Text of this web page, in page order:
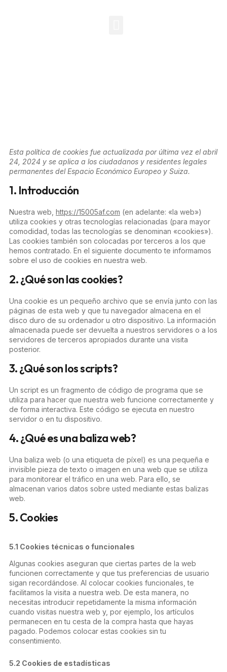
Esta política de cookies fue actualizada por última vez el abril
24, 2024 y se aplica a los ciudadanos y residentes legales
permanentes del Espacio Económico Europeo y Suiza.
1. Introducción
Nuestra web, https://15005af.com (en adelante: «la web»)
utiliza cookies y otras tecnologías relacionadas (para mayor
comodidad, todas las tecnologías se denominan «cookies»).
Las cookies también son colocadas por terceros a los que
hemos contratado. En el siguiente documento te informamos
sobre el uso de cookies en nuestra web.
2. ¿Qué son las cookies?
Una cookie es un pequeño archivo que se envía junto con las
páginas de esta web y que tu navegador almacena en el
disco duro de su ordenador u otro dispositivo. La información
almacenada puede ser devuelta a nuestros servidores o a los
servidores de terceros apropiados durante una visita
posterior.
3. ¿Qué son los scripts?
Un script es un fragmento de código de programa que se
utiliza para hacer que nuestra web funcione correctamente y
de forma interactiva. Este código se ejecuta en nuestro
servidor o en tu dispositivo.
4. ¿Qué es una baliza web?
Una baliza web (o una etiqueta de píxel) es una pequeña e
invisible pieza de texto o imagen en una web que se utiliza
para monitorear el tráfico en una web. Para ello, se
almacenan varios datos sobre usted mediante estas balizas
web.
5. Cookies
5.1 Cookies técnicas o funcionales
Algunas cookies aseguran que ciertas partes de la web
funcionen correctamente y que tus preferencias de usuario
sigan recordándose. Al colocar cookies funcionales, te
facilitamos la visita a nuestra web. De esta manera, no
necesitas introducir repetidamente la misma información
cuando visitas nuestra web y, por ejemplo, los artículos
permanecen en tu cesta de la compra hasta que hayas
pagado. Podemos colocar estas cookies sin tu
consentimiento.
5.2 Cookies de estadísticas